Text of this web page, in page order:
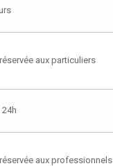
aux particuliers
aux professionnels